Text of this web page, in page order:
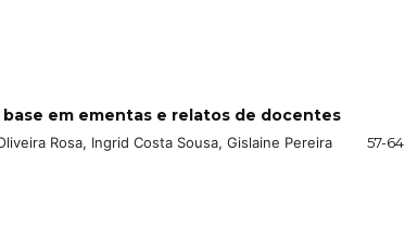
em ementas e relatos de docentes
Rosa, Ingrid Costa Sousa, Gislaine Pereira
57-64